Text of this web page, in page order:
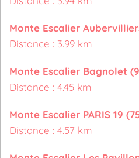
Monte Escalier
Distance : 3.99 km
Monte Escalier Bagnolet
Distance : 4.45 km
Monte Escalier PARIS 19
Distance : 4.57 km